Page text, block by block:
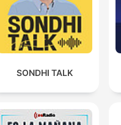
SONDHI TALK